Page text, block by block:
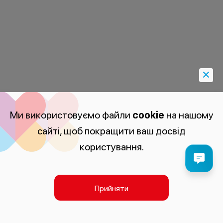
Ми використовуємо файли cookie на нашому
сайті, щоб покращити ваш досвід
користування.
Прийняти